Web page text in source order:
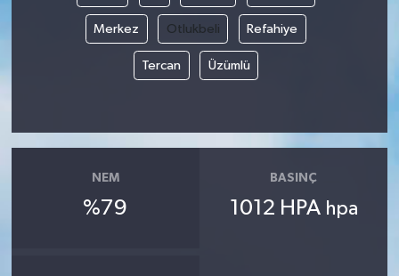
Merkez Otlukbeli Refahiye
Tercan Üzümlü
NEM
%79
BASINÇ
1012 HPA hpa